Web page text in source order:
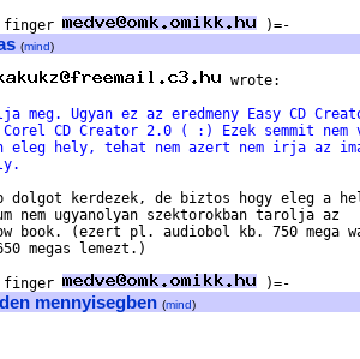
(mind)
wrote:
meg. Ugyan ez az eredmeny Easy CD
CD Creator 2.0 ( :) Ezek semmit
eleg hely, tehat nem azert nem irja az
dolgot kerdezek, de biztos hogy eleg a
nem ugyanolyan szektorokban tarolja az
book. (ezert pl. audiobol kb. 750 mega
megas lemezt.)
mennyisegben (mind)